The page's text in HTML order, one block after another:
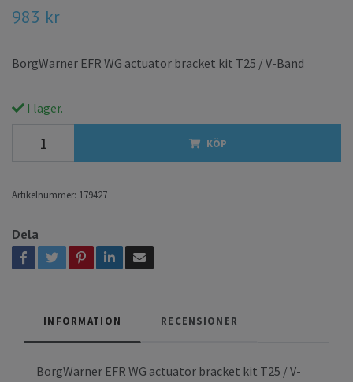
983 kr
BorgWarner EFR WG actuator bracket kit T25 / V-Band
I lager.
KÖP
Artikelnummer: 179427
Dela
INFORMATION RECENSIONER
BorgWarner EFR WG actuator bracket kit T25 / V-